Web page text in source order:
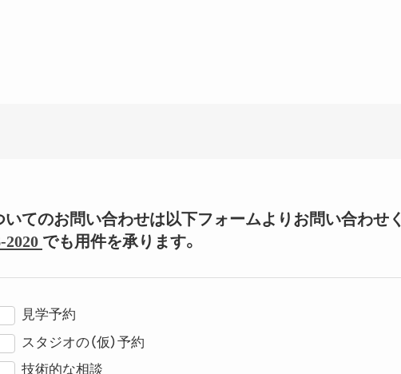
てのお問い合わせは以下フォームよりお問い合わせく
2020 でも用件を承ります。
見学予約
スタジオの（仮）予約
技術的な相談